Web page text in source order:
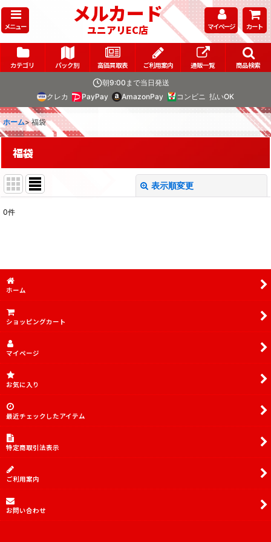
メニュー メルカード
ユニアリEC店 マイページ カート
カテゴリ パック別 高価買取表 ご利用案内 通販一覧
商品検索
朝9:00まで当日発送
クレカ
PayPay AmazonPay コンビニ 払いOK
ホーム> 福袋
福袋
表示順変更
並び順
0件
ホーム
ショッピングカート
マイページ
お気に入り
最近チェックしたアイテム
特定商取引法表示
ご利用案内
お問い合わせ